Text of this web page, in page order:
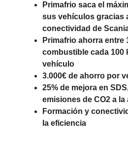
Primafrio saca el
sus vehículos gracias
conectividad de
Primafrio ahorra entre
combustible cada 100
vehículo
3.000€ de ahorro por
25% de mejora en
emisiones de CO2 a la
Formación y
la eficiencia